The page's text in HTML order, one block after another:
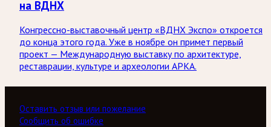
на ВДНХ
Конгрессно-выставочный центр «ВДНХ Экспо» откроется
до конца этого года. Уже в ноябре он примет первый
проект — Международную выставку по архитектуре,
реставрации, культуре и археологии АРКА.
Оставить отзыв или пожелание
Сообщить об ошибке